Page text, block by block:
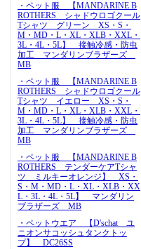
・ペット服 【MANDARINE B
ROTHERS シャドウロゴクール
Tシャツ グリーン XS・S・
M・MD・L・XL・XLB・XXL・
3L・4L・5L】 接触冷感・防虫
加工 マンダリンブラザーズ
MB
・ペット服 【MANDARINE B
ROTHERS シャドウロゴクール
Tシャツ イエロー XS・S・
M・MD・L・XL・XLB・XXL・
3L・4L・5L】 接触冷感・防虫
加工 マンダリンブラザーズ
MB
・ペット服 【MANDARINE B
ROTHERS テンダーケアTシャ
ツ ミルキーオレンジ】 XS・
S・M・MD・L・XL・XLB・XX
L・3L・4L・5L】 マンダリン
ブラザーズ MB
・ペットウエア 【D'schat ユ
ニオンサコッシュタンクトッ
プ】 DC26SS